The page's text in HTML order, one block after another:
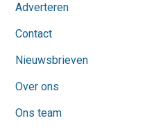
Adverteren
Contact
Nieuwsbrieven
Over ons
Ons team